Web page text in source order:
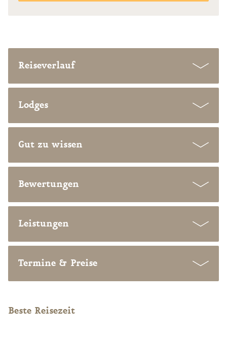
Reiseverlauf
Lodges
Gut zu wissen
Bewertungen
Leistungen
Termine & Preise
Beste Reisezeit